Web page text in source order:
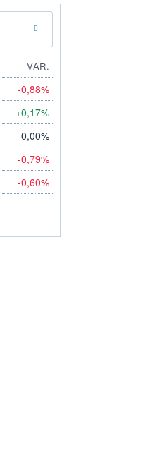
VAR.
-0,88%
+0,17%
0,00%
-0,79%
-0,60%